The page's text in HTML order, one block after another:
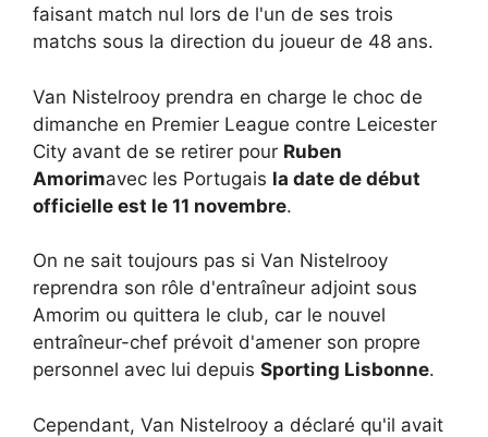
faisant match nul lors de l'un de ses trois
matchs sous la direction du joueur de 48 ans.
Van Nistelrooy prendra en charge le choc de
dimanche en Premier League contre Leicester
City avant de se retirer pour Ruben
Amorimavec les Portugais la date de début
officielle est le 11 novembre.
On ne sait toujours pas si Van Nistelrooy
reprendra son rôle d'entraîneur adjoint sous
Amorim ou quittera le club, car le nouvel
entraîneur-chef prévoit d'amener son propre
personnel avec lui depuis Sporting Lisbonne.
Cependant, Van Nistelrooy a déclaré qu'il avait